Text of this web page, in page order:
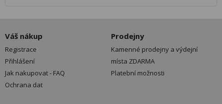
Váš nákup
Registrace
Přihlášení
Jak nakupovat - FAQ
Ochrana dat
Prodejny
Kamenné prodejny a výdejní
místa ZDARMA
Platební možnosti